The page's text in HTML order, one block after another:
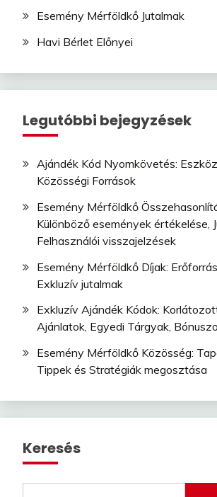
Esemény Mérföldkő Jutalmak
Havi Bérlet Előnyei
Legutóbbi bejegyzések
Ajándék Kód Nyomkövetés:
Közösségi Források
Esemény Mérföldkő
Különböző események értékelése,
Felhasználói visszajelzések
Esemény Mérföldkő Díjak:
Exkluzív jutalmak
Exkluzív Ajándék Kódok:
Ajánlatok, Egyedi Tárgyak,
Esemény Mérföldkő Közösség:
Tippek és Stratégiák megosztása
Keresés